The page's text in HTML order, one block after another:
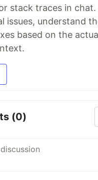
stack traces in chat.
issues, understand
based on the
(0)